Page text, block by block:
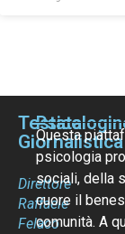
Testata
Giornalistica
Direttore
Raffaele
Felaco
Questa
psicologia
sociali, della
cuore il
comunità. A